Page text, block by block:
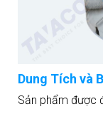
Dung Tích và
Sản phẩm được